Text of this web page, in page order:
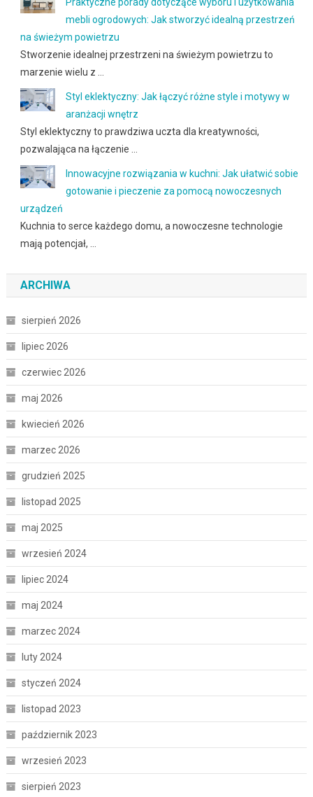
mebli ogrodowych: Jak stworzyć idealną przestrzeń
na świeżym powietrzu
Stworzenie idealnej przestrzeni na świeżym powietrzu to
marzenie wielu z …
Styl eklektyczny: Jak łączyć różne style i motywy w
aranżacji wnętrz
Styl eklektyczny to prawdziwa uczta dla kreatywności,
pozwalająca na łączenie …
Innowacyjne rozwiązania w kuchni: Jak ułatwić sobie
gotowanie i pieczenie za pomocą nowoczesnych
urządzeń
Kuchnia to serce każdego domu, a nowoczesne technologie
mają potencjał, …
ARCHIWA
sierpień 2026
lipiec 2026
czerwiec 2026
maj 2026
kwiecień 2026
marzec 2026
grudzień 2025
listopad 2025
maj 2025
wrzesień 2024
lipiec 2024
maj 2024
marzec 2024
luty 2024
styczeń 2024
listopad 2023
październik 2023
wrzesień 2023
sierpień 2023